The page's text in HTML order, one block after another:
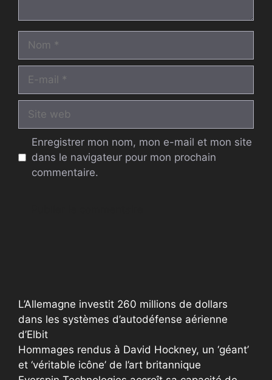
mail
web
Enregistrer mon nom, mon e-mail et mon site
dans le navigateur pour mon prochain
commentaire.
r
n
a
t
v
L’Allemagne investit 260 millions de dollars
dans les systèmes d’autodéfense aérienne
d’Elbit
Hommages rendus à David Hockney, un ‘géant’
et ‘véritable icône’ de l’art britannique